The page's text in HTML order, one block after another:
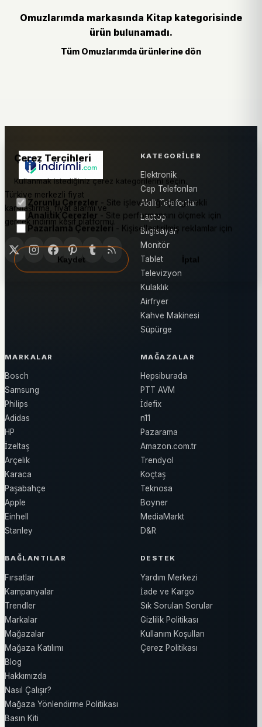
Omuzlarımda markasında Kitap kategorisinde
ürün bulunamadı.
Tüm Omuzlarımda ürünlerine dön
Türkiye merkezli fiyat
karşılaştırma, fiyat alarmı ve
gerçek indirim keşif platformu.
KATEGORILER
Elektronik
Cep Telefonları
Akıllı Telefonlar
Laptop
Bilgisayar
Monitör
Tablet
Televizyon
Kulaklık
Airfryer
Kahve Makinesi
Süpürge
MARKALAR
Bosch
Samsung
Philips
Adidas
HP
İzeltaş
Arçelik
Karaca
Paşabahçe
Apple
Einhell
Stanley
MAĞAZALAR
Hepsiburada
PTT AVM
İdefix
n11
Pazarama
Amazon.com.tr
Trendyol
Koçtaş
Teknosa
Boyner
MediaMarkt
D&R
BAĞLANTILAR
Fırsatlar
Kampanyalar
Trendler
Markalar
Mağazalar
Mağaza Katılımı
Blog
Hakkımızda
Nasıl Çalışır?
Mağaza Yönlendirme Politikası
Basın Kiti
DESTEK
Yardım Merkezi
İade ve Kargo
Sık Sorulan Sorular
Gizlilik Politikası
Kullanım Koşulları
Çerez Politikası
Çerez Tercihleri
Kullanmak istediğiniz çerez kategorilerini seçin.
Zorunlu Çerezler - Site işlevselliği için gerekli
Analitik Çerezler - Site performansını ölçmek için
Pazarlama Çerezleri - Kişiselleştirilmiş reklamlar için
Kaydet İptal